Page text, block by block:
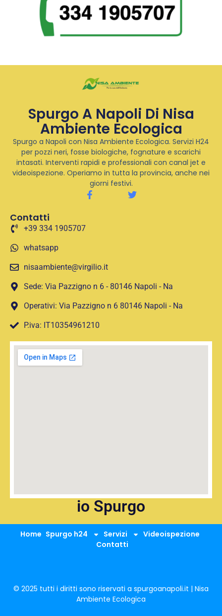
Spurgo A Napoli Di Nisa
Ambiente Ecologica
Spurgo a Napoli con Nisa Ambiente Ecologica. Servizi H24
per pozzi neri, fosse biologiche, fognature e scarichi
intasati. Interventi rapidi e professionali con canal jet e
videoispezione. Operiamo in tutta la provincia, anche nei
giorni festivi.
Contatti
+39 334 1905707
whatsapp
nisaambiente@virgilio.it
Sede: Via Pazzigno n 6 - 80146 Napoli - Na
Operativi: Via Pazzigno n 6 80146 Napoli - Na
P.iva: IT10354961210
io Spurgo
Home Spurgo h24 Servizi
Videoispezione
Contatti
© 2025 tutti i diritti sono riservati a spurgoanapoli.it | Nisa
Ambiente Ecologica